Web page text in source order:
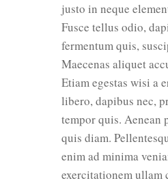
justo in neque
Fusce tellus odio,
fermentum quis,
Maecenas aliquet
Etiam egestas wisi a
libero, dapibus nec,
tempor quis. Aenean
quis diam.
enim ad minima
exercitationem ullam